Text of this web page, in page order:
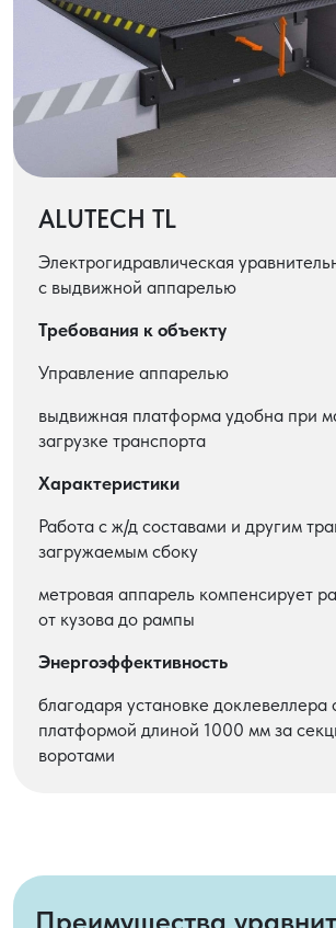
ALUTECH TL
Электрогидравлическая
с выдвижной аппарелью
Требования к объекту
Управление аппарелью
выдвижная платформа удобна при
загрузке транспорта
Характеристики
Работа с ж/д составами и другим
загружаемым сбоку
метровая аппарель компенсирует
от кузова до рампы
Энергоэффективность
благодаря установке
платформой длиной 1000 мм за
воротами
Преимущества